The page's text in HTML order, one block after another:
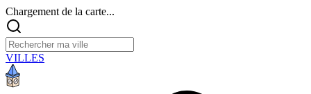
Chargement de la carte...
VILLES